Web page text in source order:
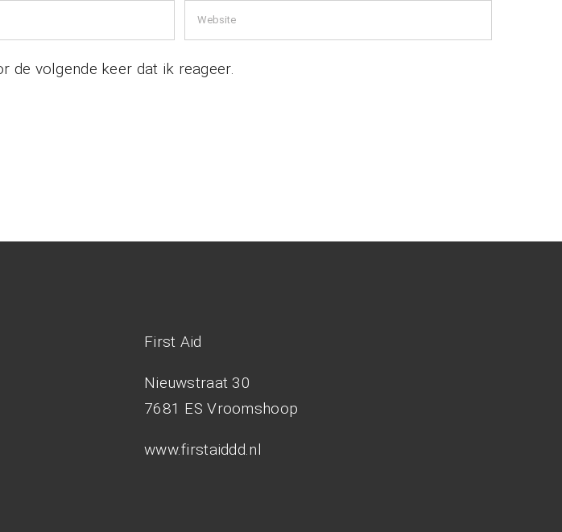
de volgende keer dat ik reageer.
First Aid
Nieuwstraat 30
7681 ES Vroomshoop
www.firstaiddd.nl